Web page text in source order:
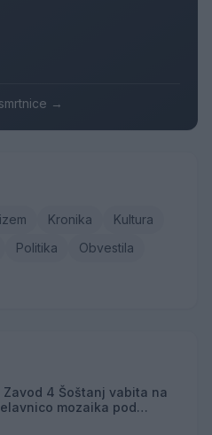
→
Kronika
Kultura
Politika
Obvestila
4 Šoštanj vabita na
mozaika pod
Marije Černivšek